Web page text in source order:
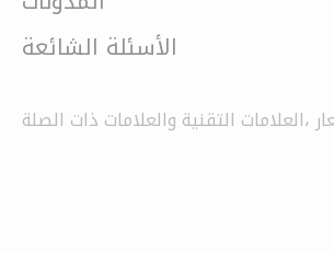
الأسئلة الشائعة
،العلامات التقنية والعلامات ذات الصلة